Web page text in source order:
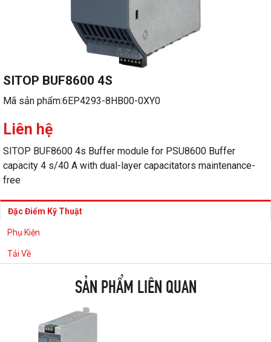
SITOP BUF8600 4S
Mã sản phẩm:6EP4293-8HB00-0XY0
Liên hệ
SITOP BUF8600 4s Buffer module for PSU8600 Buffer
capacity 4 s/40 A with dual-layer capacitators maintenance-
free
Đặc Điểm Kỹ Thuật
Phụ Kiện
Tải Về
SẢN PHẨM LIÊN QUAN